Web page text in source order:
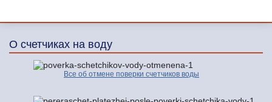
О счетчиках на воду
Все об отмене поверки счетчиков воды